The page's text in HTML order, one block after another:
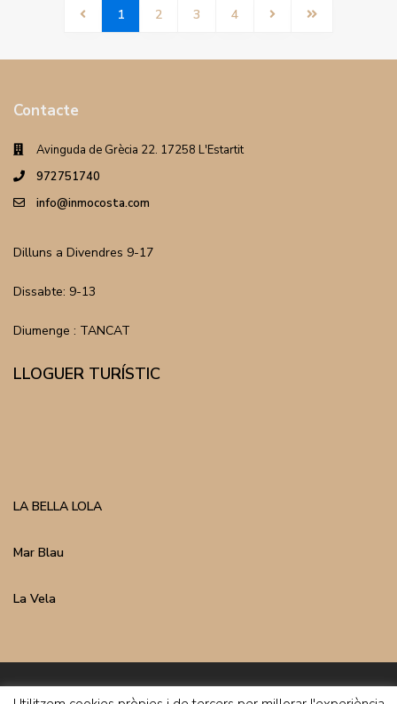
1 2 3 4
Contacte
Avinguda de Grècia 22. 17258 L'Estartit
972751740
info@inmocosta.com
Dilluns a Divendres 9-17
Dissabte: 9-13
Diumenge : TANCAT
LLOGUER TURÍSTIC
LA BELLA LOLA
Mar Blau
La Vela
Inmo Costa Copyright | Avís Legal | Política de Privacitat